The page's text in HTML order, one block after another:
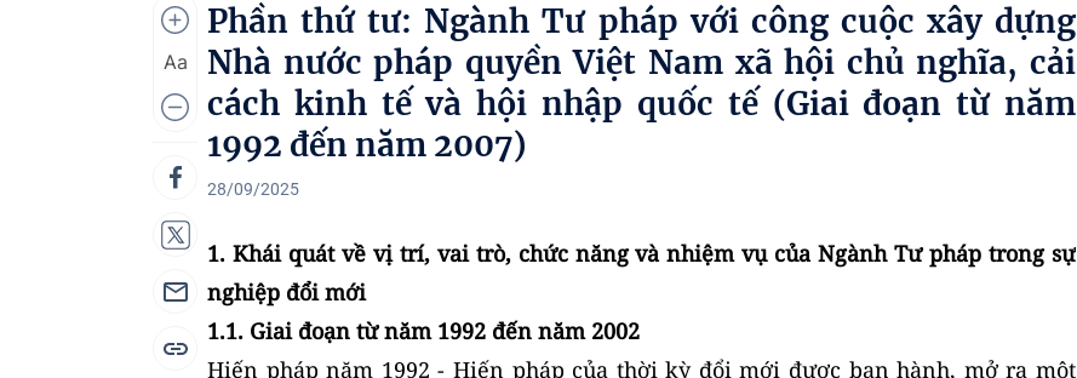
Aa
Phần thứ tư: Ngành Tư pháp với công cuộc xây dựng
Nhà nước pháp quyền Việt Nam xã hội chủ nghĩa, cải
cách kinh tế và hội nhập quốc tế (Giai đoạn từ năm
1992 đến năm 2007)
28/09/2025
1. Khái quát về vị trí, vai trò, chức năng và nhiệm vụ của Ngành Tư pháp trong sự
nghiệp đổi mới
1.1. Giai đoạn từ năm 1992 đến năm 2002
Hiến pháp năm 1992 - Hiến pháp của thời kỳ đổi mới được ban hành, mở ra một